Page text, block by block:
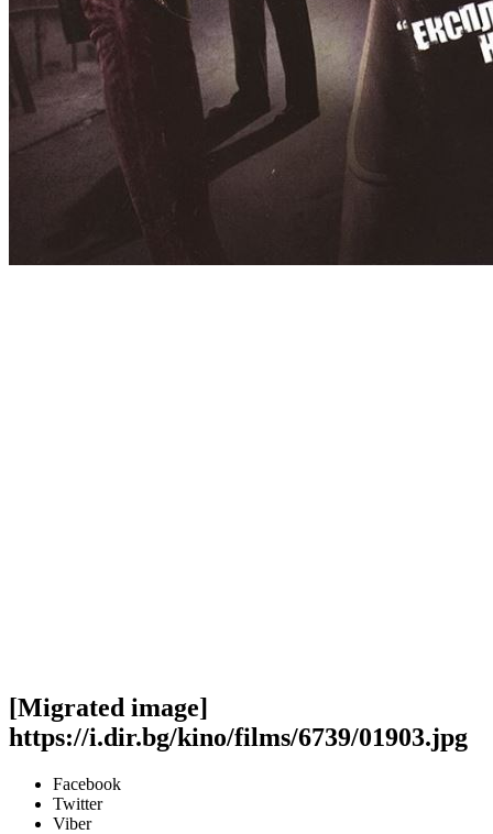
[Migrated image]
https://i.dir.bg/kino/films/6739/01903.jpg
Facebook
Twitter
Viber